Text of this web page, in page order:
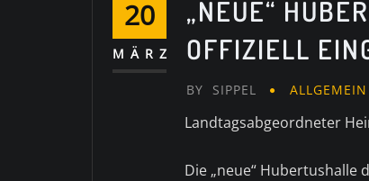
20
MÄRZ
„NEUE“
OFFIZIELL
BY SIPPEL ALLGEMEIN
Landtagsabgeordneter
Die „neue“ Hubertushalle